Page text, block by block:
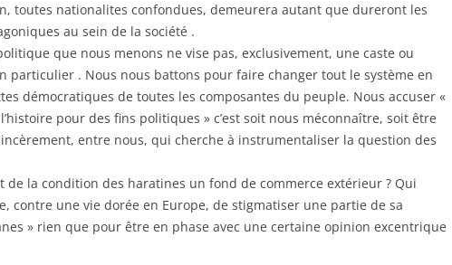
toutes nationalites confondues, demeurera autant que dureront les
au sein de la société .
que nous menons ne vise pas, exclusivement, une caste ou
particulier . Nous nous battons pour faire changer tout le système en
démocratiques de toutes les composantes du peuple. Nous accuser «
pour des fins politiques » c’est soit nous méconnaître, soit être
entre nous, qui cherche à instrumentaliser la question des
de la condition des haratines un fond de commerce extérieur ? Qui
contre une vie dorée en Europe, de stigmatiser une partie de sa
» rien que pour être en phase avec une certaine opinion excentrique